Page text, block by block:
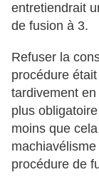
entretiendrait
de fusion à 3.
Refuser la
procédure
tardivement
plus
moins que
procédure de